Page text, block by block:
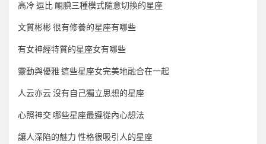
高冷 逗比 靦腆三種模式隨意切換的星座
文質彬彬 很有修養的星座有哪些
有女神經特質的星座女有哪些
靈動與優雅 這些星座女完美地融合在一起
人云亦云 沒有自己獨立思想的星座
心照神交 哪些星座最遵從內心想法
讓人深陷的魅力 性格很吸引人的星座